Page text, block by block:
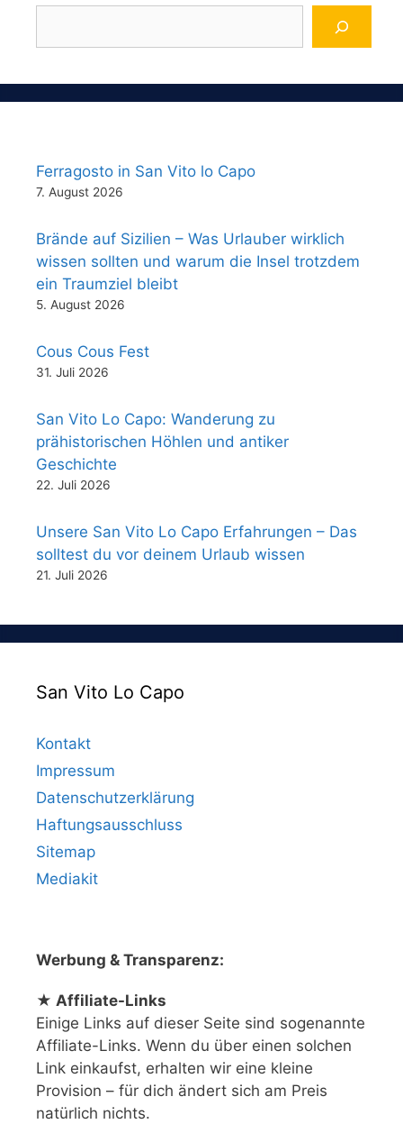
Ferragosto in San Vito lo Capo
7. August 2026
Brände auf Sizilien – Was Urlauber wirklich
wissen sollten und warum die Insel trotzdem
ein Traumziel bleibt
5. August 2026
Cous Cous Fest
31. Juli 2026
San Vito Lo Capo: Wanderung zu
prähistorischen Höhlen und antiker
Geschichte
22. Juli 2026
Unsere San Vito Lo Capo Erfahrungen – Das
solltest du vor deinem Urlaub wissen
21. Juli 2026
San Vito Lo Capo
Kontakt
Impressum
Datenschutzerklärung
Haftungsausschluss
Sitemap
Mediakit
Werbung & Transparenz:
★ Affiliate-Links
Einige Links auf dieser Seite sind sogenannte
Affiliate-Links. Wenn du über einen solchen
Link einkaufst, erhalten wir eine kleine
Provision – für dich ändert sich am Preis
natürlich nichts.